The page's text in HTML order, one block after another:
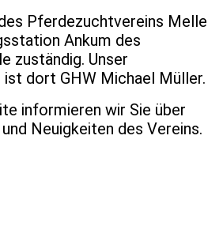
Pferdezuchtvereins Melle
Ankum des
zuständig. Unser
dort GHW Michael Müller.
informieren wir Sie über
Neuigkeiten des Vereins.